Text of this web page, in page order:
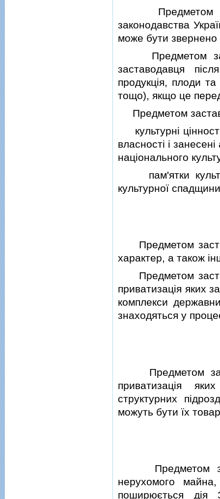
Предметом
законодавства
може бути звернено
Предметом
заставодавця
продукцiя, плоди
тощо), якщо це
Предметом
культурнi
власностi i
нацiонального
пам'ятки
культурної
Предметом
характер, а також
Предметом
приватизацiя яких
комплекси
знаходяться у
Предметом
приватизацiя
структурних
можуть бути їх
Предметом
нерухомого
поширюється дiя